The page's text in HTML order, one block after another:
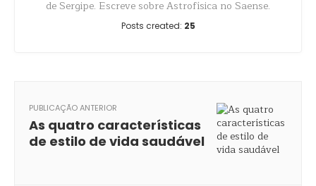
de Sergipe. Escreve sobre Astrofísica no Saense.
Posts created: 25
PUBLICAÇÃO ANTERIOR
As quatro características
de estilo de vida saudável